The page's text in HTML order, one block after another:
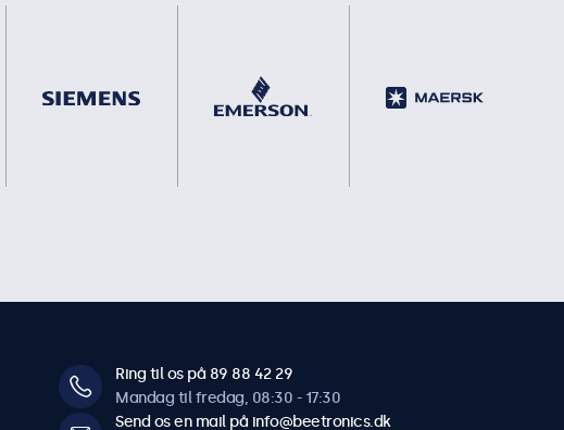
Ring til os på 89 88 42 29
Mandag til fredag, 08:30 - 17:30
Send os en mail på info@beetronics.dk